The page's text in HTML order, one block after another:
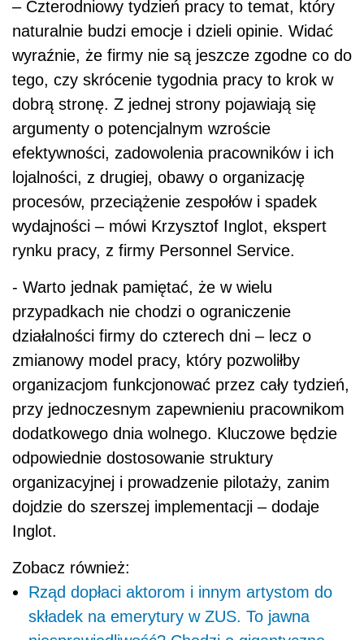
– Czterodniowy tydzień pracy to temat, który
naturalnie budzi emocje i dzieli opinie. Widać
wyraźnie, że firmy nie są jeszcze zgodne co do
tego, czy skrócenie tygodnia pracy to krok w
dobrą stronę. Z jednej strony pojawiają się
argumenty o potencjalnym wzroście
efektywności, zadowolenia pracowników i ich
lojalności, z drugiej, obawy o organizację
procesów, przeciążenie zespołów i spadek
wydajności – mówi Krzysztof Inglot, ekspert
rynku pracy, z firmy Personnel Service.
- Warto jednak pamiętać, że w wielu
przypadkach nie chodzi o ograniczenie
działalności firmy do czterech dni – lecz o
zmianowy model pracy, który pozwoliłby
organizacjom funkcjonować przez cały tydzień,
przy jednoczesnym zapewnieniu pracownikom
dodatkowego dnia wolnego. Kluczowe będzie
odpowiednie dostosowanie struktury
organizacyjnej i prowadzenie pilotaży, zanim
dojdzie do szerszej implementacji – dodaje
Inglot.
Zobacz również:
Rząd dopłaci aktorom i innym artystom do
składek na emerytury w ZUS. To jawna